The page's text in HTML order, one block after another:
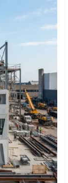
للحجر
الخرسانية
مسبقة
استراتيجيات
القطع